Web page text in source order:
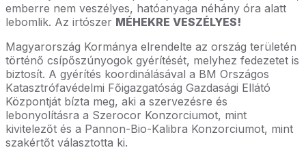
emberre nem veszélyes, hatóanyaga néhány óra alatt
lebomlik. Az irtószer MÉHEKRE VESZÉLYES!
Magyarország Kormánya elrendelte az ország területén
történő csípőszúnyogok gyérítését, melyhez fedezetet is
biztosít. A gyérítés koordinálásával a BM Országos
Katasztrófavédelmi Főigazgatóság Gazdasági Ellátó
Központját bízta meg, aki a szervezésre és
lebonyolításra a Szerocor Konzorciumot, mint
kivitelezőt és a Pannon-Bio-Kalibra Konzorciumot, mint
szakértőt választotta ki.